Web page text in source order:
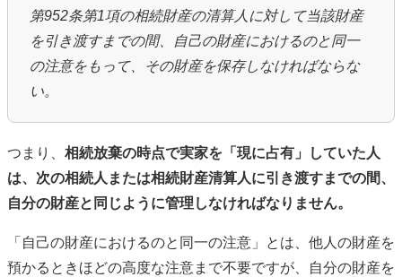
第952条第1項の相続財産の清算人に対して当該財産
を引き渡すまでの間、自己の財産におけるのと同一
の注意をもって、その財産を保存しなければならな
い。
つまり、 相続放棄の時点で実家を「現に占有」していた人
は、次の相続人または相続財産清算人に引き渡すまでの間、
自分の財産と同じように管理しなければなりません。
「自己の財産におけるのと同一の注意」とは、他人の財産を
預かるときほどの高度な注意まで不要ですが、自分の財産を